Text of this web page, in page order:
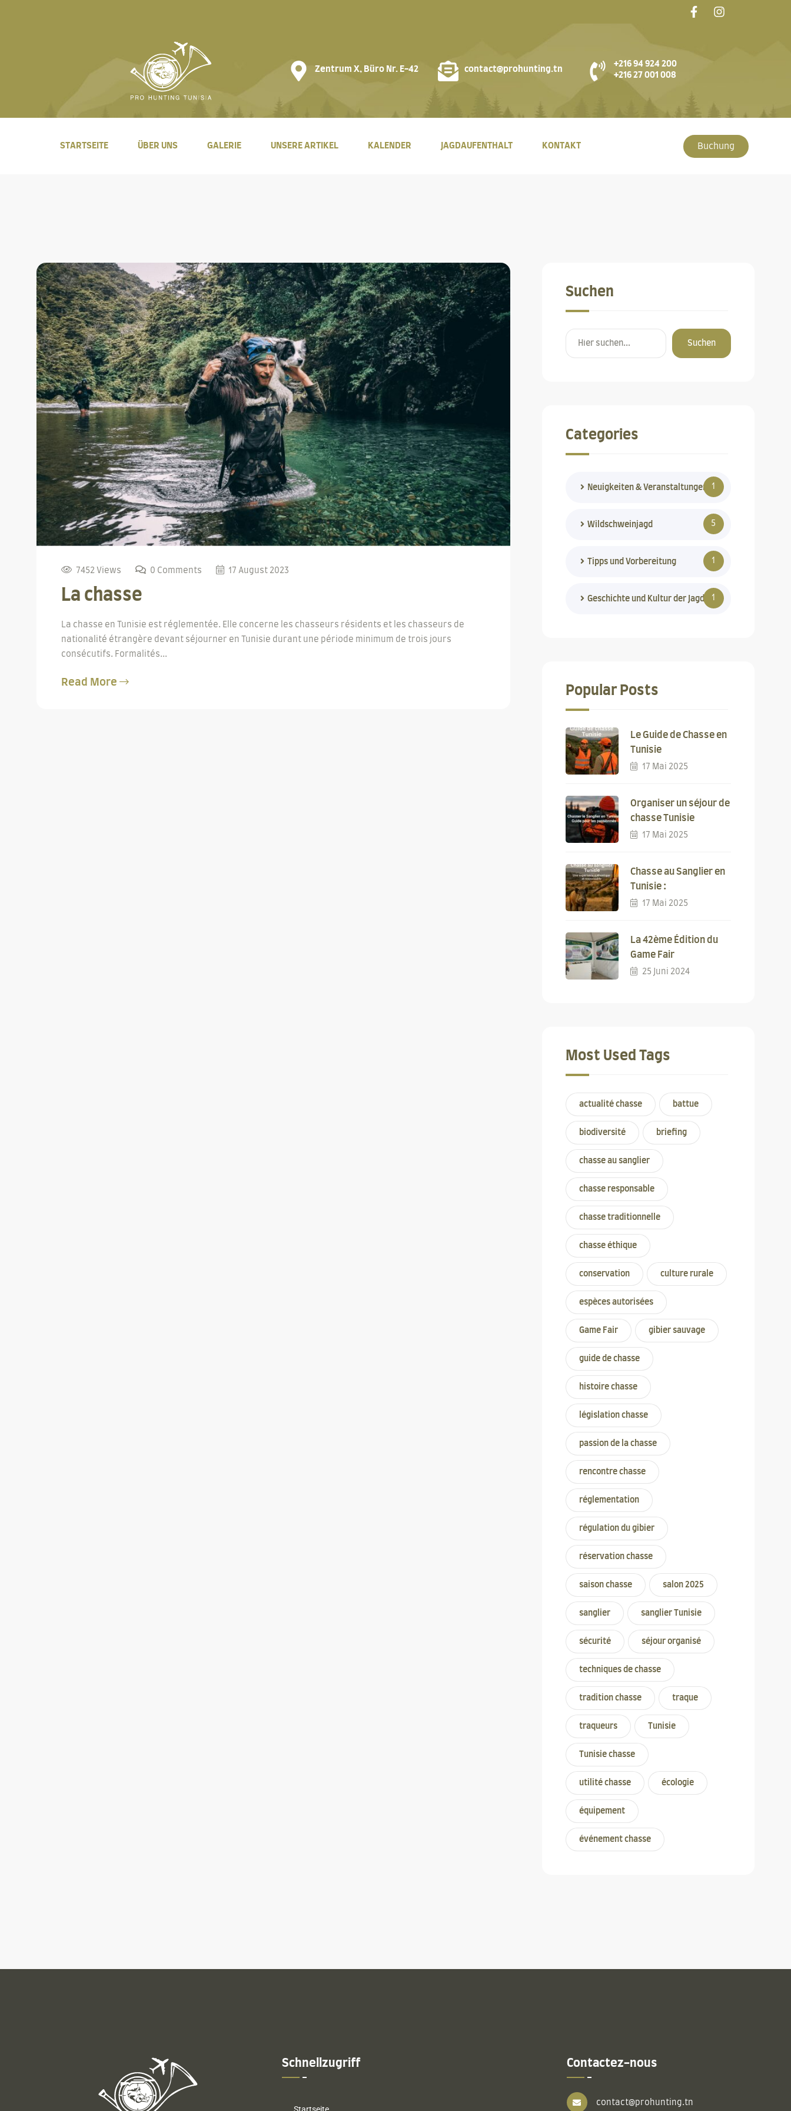
Zentrum X, Büro Nr. E-42 contact@prohunting.tn
+216 94 924 200
+216 27 001 008
STARTSEITE ÜBER UNS GALERIE UNSERE ARTIKEL KALENDER JAGDAUFENTHALT KONTAKT Buchung
7452 Views 0 Comments 17 August 2023
La chasse
La chasse en Tunisie est réglementée. Elle concerne les chasseurs résidents et les chasseurs de
nationalité étrangère devant séjourner en Tunisie durant une période minimum de trois jours
consécutifs. Formalités...
Read More
Suchen
Suchen
Categories
Neuigkeiten & Veranstaltungen 1
Wildschweinjagd 5
Tipps und Vorbereitung 1
Geschichte und Kultur der Jagd 1
Popular Posts
Le Guide de Chasse en
Tunisie
17 Mai 2025
Organiser un séjour de
chasse Tunisie
17 Mai 2025
Chasse au Sanglier en
Tunisie :
17 Mai 2025
La 42ème Édition du
Game Fair
25 Juni 2024
Most Used Tags
actualité chasse battue
biodiversité briefing
chasse au sanglier
chasse responsable
chasse traditionnelle
chasse éthique
conservation culture rurale
espèces autorisées
Game Fair gibier sauvage
guide de chasse
histoire chasse
législation chasse
passion de la chasse
rencontre chasse
réglementation
régulation du gibier
réservation chasse
saison chasse salon 2025
sanglier sanglier Tunisie
sécurité séjour organisé
techniques de chasse
tradition chasse traque
traqueurs Tunisie
Tunisie chasse
utilité chasse écologie
équipement
événement chasse
Schnellzugriff Contactez-nous
contact@prohunting.tn